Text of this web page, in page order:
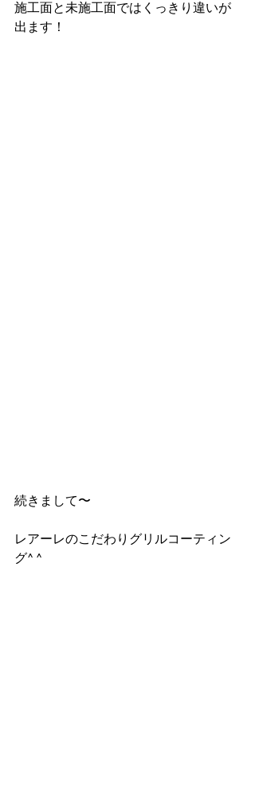
施工面と未施工面ではくっきり違いが
出ます！
続きまして〜
レアーレのこだわりグリルコーティン
グ^ ^